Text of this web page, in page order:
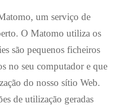
um serviço de
O Matomo utiliza os
são pequenos ficheiros
no seu computador e que
do nosso sítio Web.
de utilização geradas